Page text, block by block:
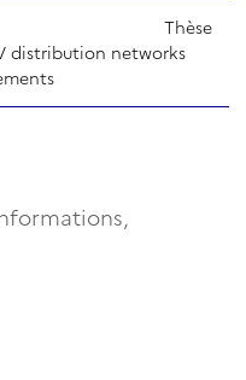
distribution networks
Thèse